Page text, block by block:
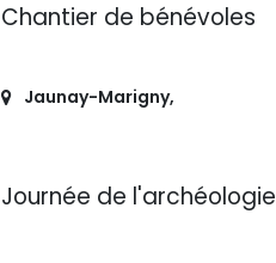
Chantier de bénévoles
Jaunay-Marigny,
Journée de l'archéologie